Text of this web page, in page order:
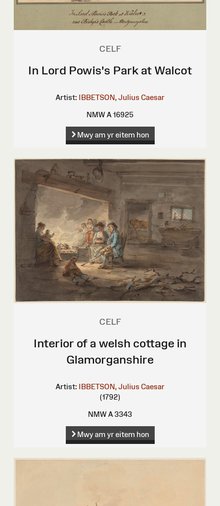
CELF
In Lord Powis's Park at Walcot
Artist: IBBETSON, Julius Caesar
NMW A 16925
Mwy am yr eitem hon
CELF
Interior of a welsh cottage in
Glamorganshire
Artist: IBBETSON, Julius Caesar
(1792)
NMW A 3343
Mwy am yr eitem hon